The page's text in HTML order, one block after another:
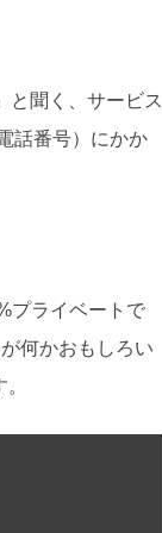
と聞く、サービス
話番号）にかか
プライベートで
何かおもしろい